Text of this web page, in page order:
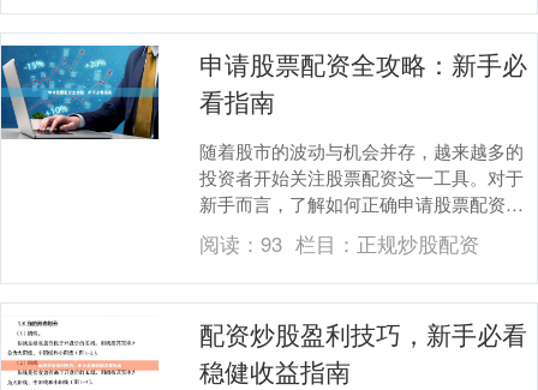
申请股票配资全攻略：新手必
看指南
随着股市的波动与机会并存，越来越多的
投资者开始关注股票配资这一工具。对于
新手而言，了解如何正确申请股票配资，
既能放大收益，又能控制风险，是入门前
必须掌握的核心知....
阅读：93 栏目： 正规炒股配资
配资炒股盈利技巧，新手必看
稳健收益指南